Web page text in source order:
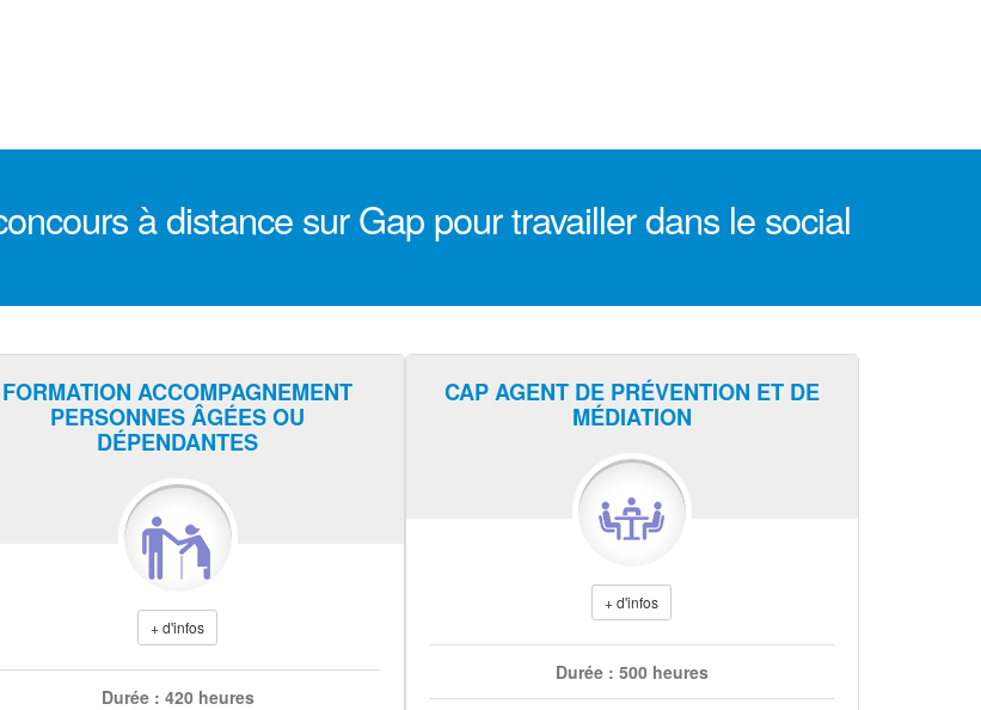
à distance sur Gap pour travailler dans le social
FORMATION ACCOMPAGNEMENT
PERSONNES ÂGÉES OU
DÉPENDANTES
+ d'infos
Durée : 420 heures
CAP AGENT DE PRÉVENTION ET DE
MÉDIATION
+ d'infos
Durée : 500 heures